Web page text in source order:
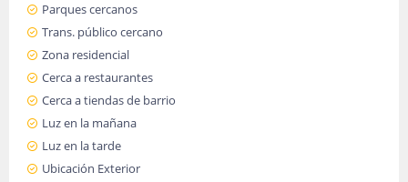
Parques cercanos
Trans. público cercano
Zona residencial
Cerca a restaurantes
Cerca a tiendas de barrio
Luz en la mañana
Luz en la tarde
Ubicación Exterior